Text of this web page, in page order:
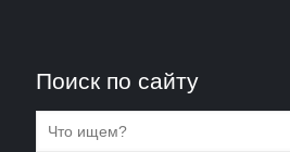
Поиск по сайту